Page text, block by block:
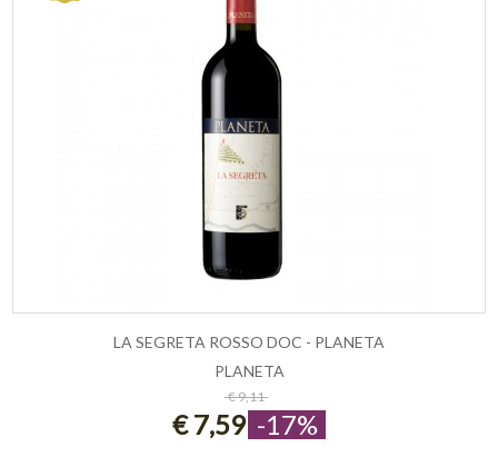
ESAURITO
LA SEGRETA ROSSO DOC - PLANETA
PLANETA
€ 9,11
€ 7,59 -17%